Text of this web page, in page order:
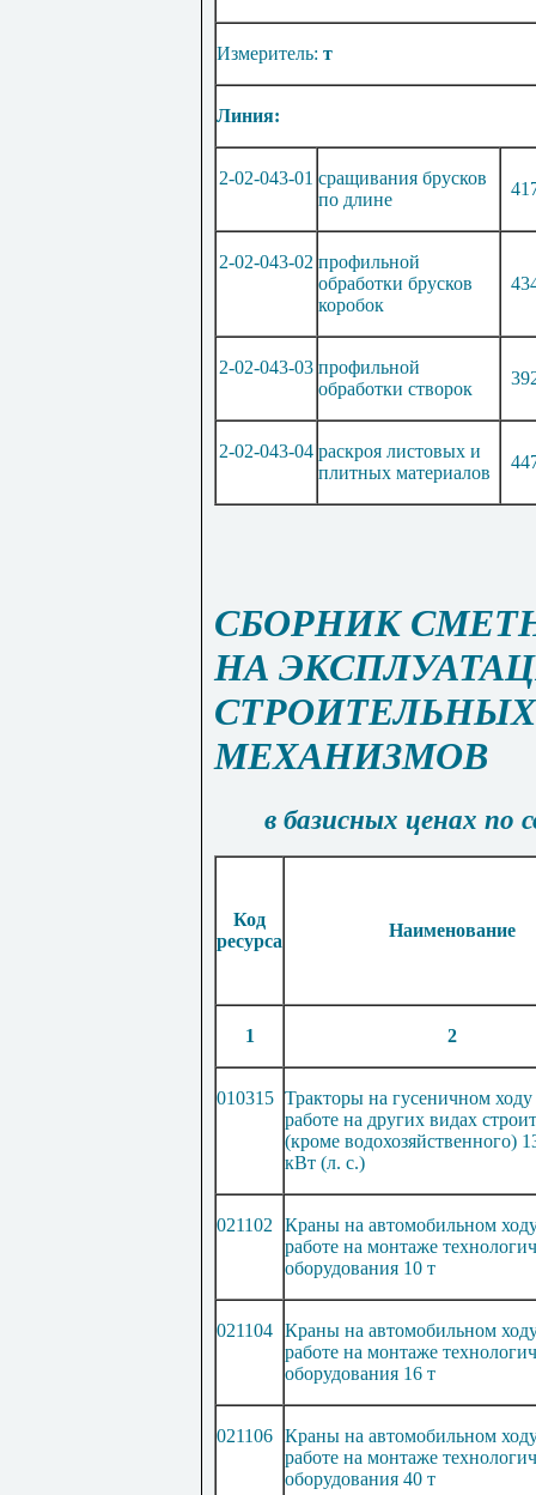
Измеритель: т
Линия:
2-02-043-01 сращивания брусков
по длине
2-02-043-02 профильной
обработки брусков
коробок
2-02-043-03 профильной
обработки створок
2-02-043-04 раскроя листовых и
плитных материалов
СБОРНИК
НА
МЕХАНИЗМОВ
в базисных ценах по
Код
ресурса
Наименование
1 2
010315 Тракторы на гусеничном
работе на других видах
(кроме водохозяйственного)
кВт (л. с.)
021102
Краны на автомобильном
работе на монтаже
оборудования 10 т
021104 Краны на автомобильном
работе на монтаже
оборудования 16 т
021106 Краны на автомобильном
работе на монтаже
оборудования 40 т